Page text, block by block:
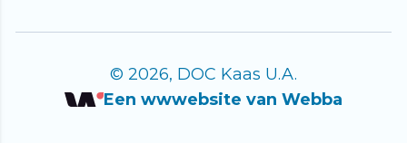
© 2026, DOC Kaas U.A.
Een wwwebsite van Webba